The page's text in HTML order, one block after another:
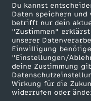
Du kannst
Daten speichern
betrifft nur dein
"Zustimmen" erklärst
unserer
Einwilligung
"Einstellungen/
deine Zustimmung
Wirkung für die
widerrufen oder
e
r
"
G
ZDF goes Schule
Werbefernsehen
Mainzelmännchen